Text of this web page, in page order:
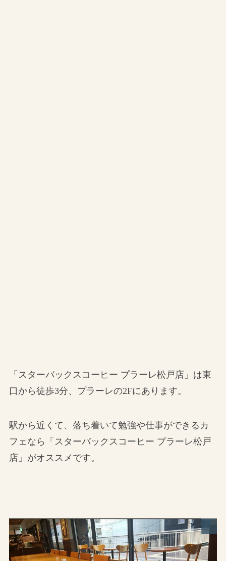
「スターバックスコーヒー プラーレ松戸店」は東
口から徒歩3分、プラーレの2Fにあります。
駅から近くて、落ち着いて勉強や仕事ができるカ
フェなら「スターバックスコーヒー プラーレ松戸
店」がオススメです。